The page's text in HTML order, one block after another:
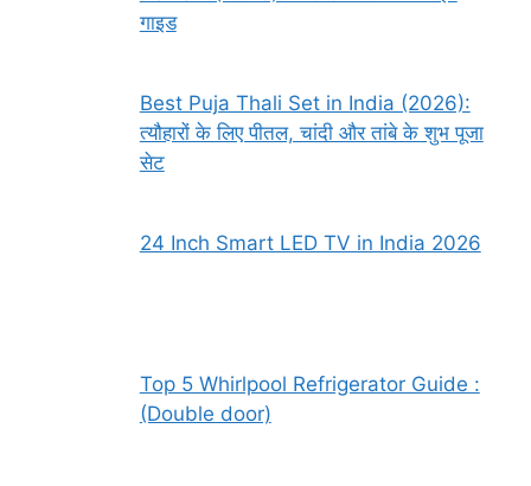
गाइड
Best Puja Thali Set in India (2026):
त्यौहारों के लिए पीतल, चांदी और तांबे के शुभ पूजा
सेट
24 Inch Smart LED TV in India 2026
Top 5 Whirlpool Refrigerator Guide :
(Double door)